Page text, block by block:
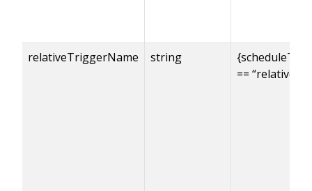
relativeTriggerName string
== “relative”